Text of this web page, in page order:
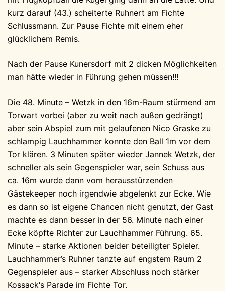
kurz darauf (43.) scheiterte Ruhnert am Fichte
Schlussmann. Zur Pause Fichte mit einem eher
glücklichem Remis.
Nach der Pause Kunersdorf mit 2 dicken Möglichkeiten
man hätte wieder in Führung gehen müssen!!!
Die 48. Minute – Wetzk in den 16m-Raum stürmend am
Torwart vorbei (aber zu weit nach außen gedrängt)
aber sein Abspiel zum mit gelaufenen Nico Graske zu
schlampig Lauchhammer konnte den Ball 1m vor dem
Tor klären. 3 Minuten später wieder Jannek Wetzk, der
schneller als sein Gegenspieler war, sein Schuss aus
ca. 16m wurde dann vom herausstürzenden
Gästekeeper noch irgendwie abgelenkt zur Ecke. Wie
es dann so ist eigene Chancen nicht genutzt, der Gast
machte es dann besser in der 56. Minute nach einer
Ecke köpfte Richter zur Lauchhammer Führung. 65.
Minute – starke Aktionen beider beteiligter Spieler.
Lauchhammer’s Ruhner tanzte auf engstem Raum 2
Gegenspieler aus – starker Abschluss noch stärker
Kossack‘s Parade im Fichte Tor.